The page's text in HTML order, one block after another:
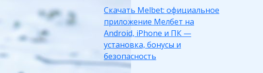
Скачать Melbet: официальное
приложение Мелбет на
Android, iPhone и ПК —
установка, бонусы и
безопасность